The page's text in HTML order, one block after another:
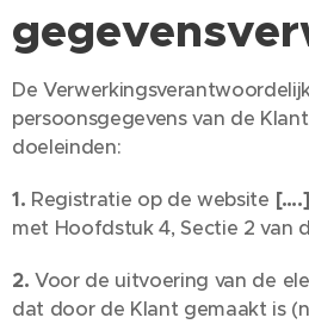
De
persoonsgegevens van de
doeleinden:
1. Registratie op de website [….]
met Hoofdstuk 4, Sectie 2 van
2.Voor de uitvoering van de
dat door de Klant gemaakt is